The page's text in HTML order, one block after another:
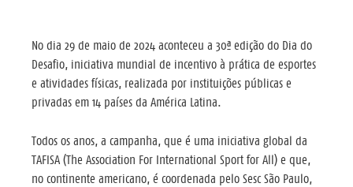
No dia 29 de maio de 2024 aconteceu a 30ª edição do Dia do
Desafio, iniciativa mundial de incentivo à prática de esportes
e atividades físicas, realizada por instituições públicas e
privadas em 14 países da América Latina.
Todos os anos, a campanha, que é uma iniciativa global da
TAFISA (The Association For International Sport for All) e que,
no continente americano, é coordenada pelo Sesc São Paulo,